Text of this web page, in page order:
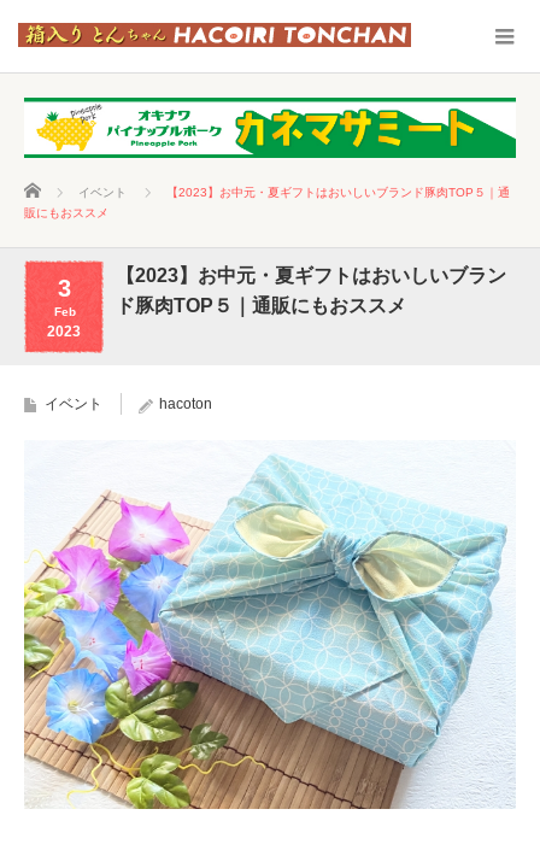
ホーム イベント
【2023】お中元・夏ギフトはおいしいブランド豚肉TOP５｜通
販にもおススメ
3
Feb
2023
【2023】お中元・夏ギフトはおいしいブラン
ド豚肉TOP５｜通販にもおススメ
イベント hacoton